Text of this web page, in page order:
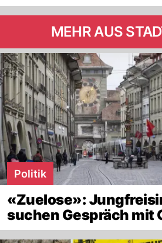
MEHR AUS
Politik
«Zuelose»:
suchen Gespräch mit